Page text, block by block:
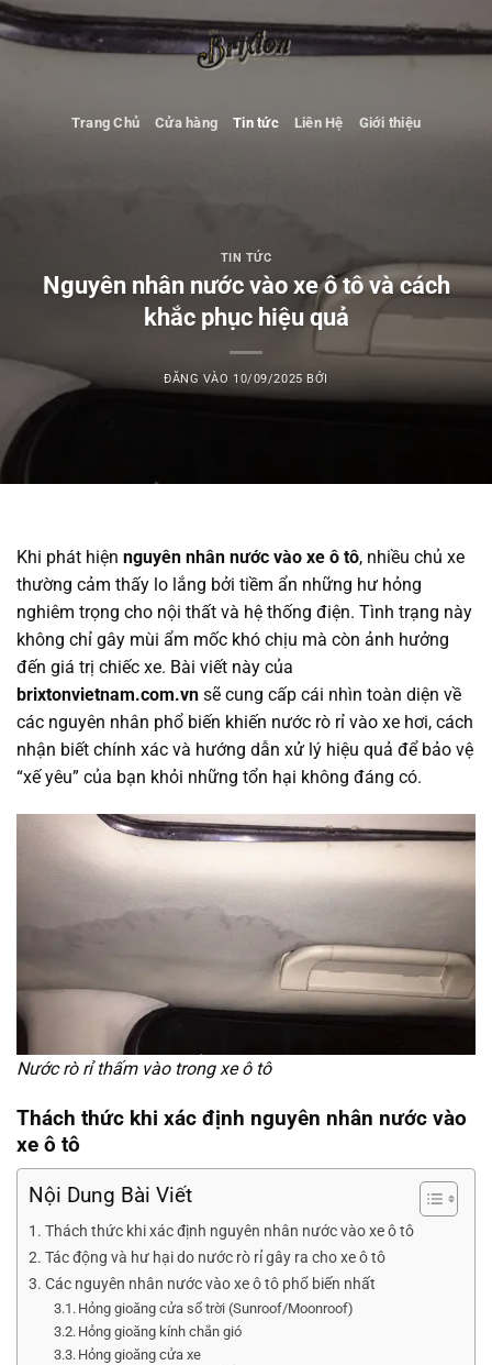
Bỏ
qua
Trang Chủ Cửa hàng Tin tức Liên Hệ Giới thiệu
TIN TỨC
Nguyên nhân nước vào xe ô tô và cách
khắc phục hiệu quả
ĐĂNG VÀO 10/09/2025 BỞI
Khi phát hiện nguyên nhân nước vào xe ô tô, nhiều chủ xe
thường cảm thấy lo lắng bởi tiềm ẩn những hư hỏng
nghiêm trọng cho nội thất và hệ thống điện. Tình trạng này
không chỉ gây mùi ẩm mốc khó chịu mà còn ảnh hưởng
đến giá trị chiếc xe. Bài viết này của
brixtonvietnam.com.vn sẽ cung cấp cái nhìn toàn diện về
các nguyên nhân phổ biến khiến nước rò rỉ vào xe hơi, cách
nhận biết chính xác và hướng dẫn xử lý hiệu quả để bảo vệ
“xế yêu” của bạn khỏi những tổn hại không đáng có.
Nước rò rỉ thấm vào trong xe ô tô
Thách thức khi xác định nguyên nhân nước vào
xe ô tô
Nội Dung Bài Viết
Thách thức khi xác định nguyên nhân nước vào xe ô tô
Tác động và hư hại do nước rò rỉ gây ra cho xe ô tô
Các nguyên nhân nước vào xe ô tô phổ biến nhất
Hỏng gioăng cửa sổ trời (Sunroof/Moonroof)
Hỏng gioăng kính chắn gió
Hỏng gioăng cửa xe